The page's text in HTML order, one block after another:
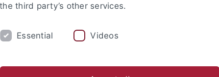
PUBLIKATIONEN
the third party’s other services.
Essential Videos